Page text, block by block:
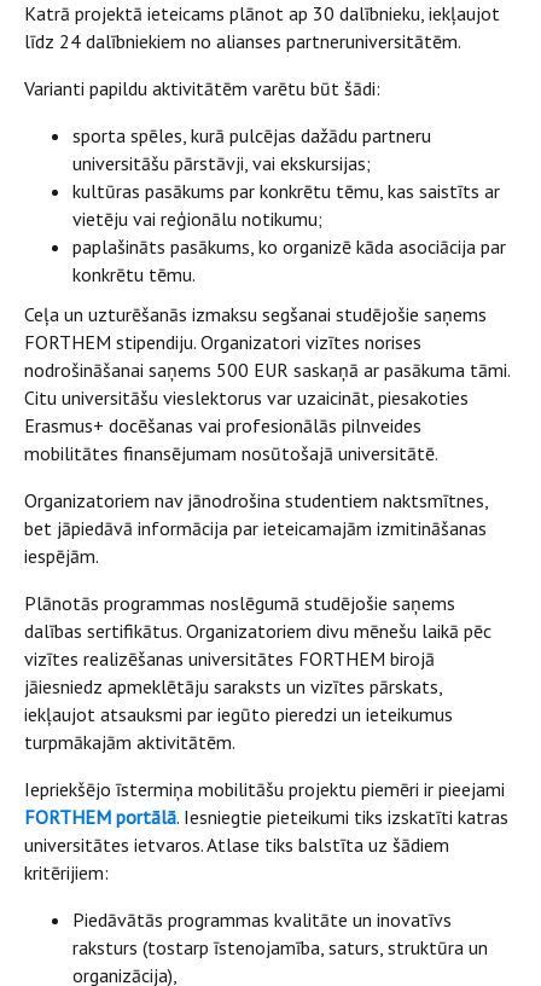
Katrā projektā ieteicams plānot ap 30 dalībnieku, iekļaujot
līdz 24 dalībniekiem no alianses partneruniversitātēm.
Varianti papildu aktivitātēm varētu būt šādi:
sporta spēles, kurā pulcējas dažādu partneru
universitāšu pārstāvji, vai ekskursijas;
kultūras pasākums par konkrētu tēmu, kas saistīts ar
vietēju vai reģionālu notikumu;
paplašināts pasākums, ko organizē kāda asociācija par
konkrētu tēmu.
Ceļa un uzturēšanās izmaksu segšanai studējošie saņems
FORTHEM stipendiju. Organizatori vizītes norises
nodrošināšanai saņems 500 EUR saskaņā ar pasākuma tāmi.
Citu universitāšu vieslektorus var uzaicināt, piesakoties
Erasmus+ docēšanas vai profesionālās pilnveides
mobilitātes finansējumam nosūtošajā universitātē.
Organizatoriem nav jānodrošina studentiem naktsmītnes,
bet jāpiedāvā informācija par ieteicamajām izmitināšanas
iespējām.
Plānotās programmas noslēgumā studējošie saņems
dalības sertifikātus. Organizatoriem divu mēnešu laikā pēc
vizītes realizēšanas universitātes FORTHEM birojā
jāiesniedz apmeklētāju saraksts un vizītes pārskats,
iekļaujot atsauksmi par iegūto pieredzi un ieteikumus
turpmākajām aktivitātēm.
Iepriekšējo īstermiņa mobilitāšu projektu piemēri ir pieejami
FORTHEM portālā. Iesniegtie pieteikumi tiks izskatīti katras
universitātes ietvaros. Atlase tiks balstīta uz šādiem
kritērijiem:
Piedāvātās programmas kvalitāte un inovatīvs
raksturs (tostarp īstenojamība, saturs, struktūra un
organizācija),